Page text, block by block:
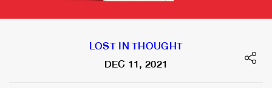
LOST IN THOUGHT
DEC 11, 2021